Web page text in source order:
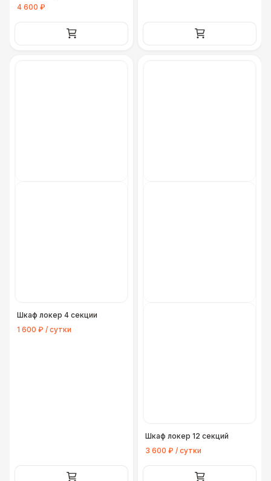
4 600 ₽
Шкаф локер 4 секции
1 600 ₽ / сутки
Шкаф локер 12 секций
3 600 ₽ / сутки